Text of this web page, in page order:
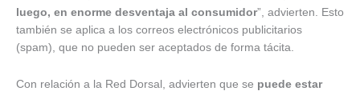
luego, en enorme desventaja al consumidor”, advierten. Esto
también se aplica a los correos electrónicos publicitarios
(spam), que no pueden ser aceptados de forma tácita.
Con relación a la Red Dorsal, advierten que se puede estar